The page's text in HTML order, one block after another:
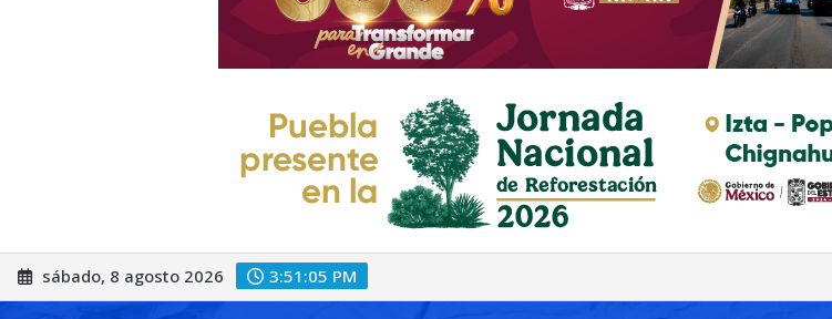
Saltar
al
sábado, 8 agosto 2026 3:51:07 PM